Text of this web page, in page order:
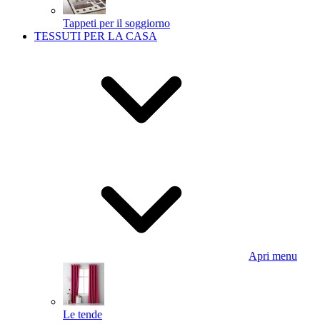
Tappeti per il soggiorno
TESSUTI PER LA CASA
Apri menu
Le tende